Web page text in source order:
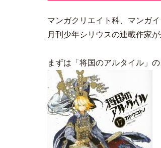
マンガクリエイト科、マンガ
月刊少年シリウスの連載作家が
まずは「将国のアルタイル」